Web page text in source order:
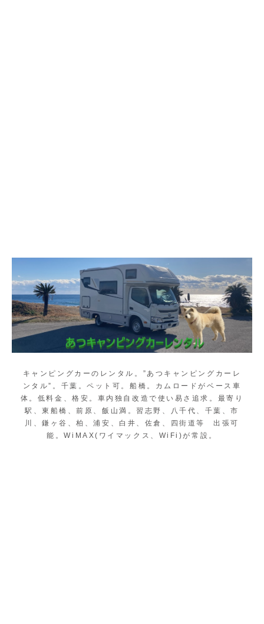
キャンピングカーのレンタル。”あつキャンピングカーレ
ンタル”。千葉。ペット可。船橋。カムロードがベース車
体。低料金、格安。車内独自改造で使い易さ追求。最寄り
駅、東船橋、前原、飯山満。習志野、八千代、千葉、市
川、鎌ヶ谷、柏、浦安、白井、佐倉、四街道等 出張可
能。WiMAX(ワイマックス、WiFi)が常設。